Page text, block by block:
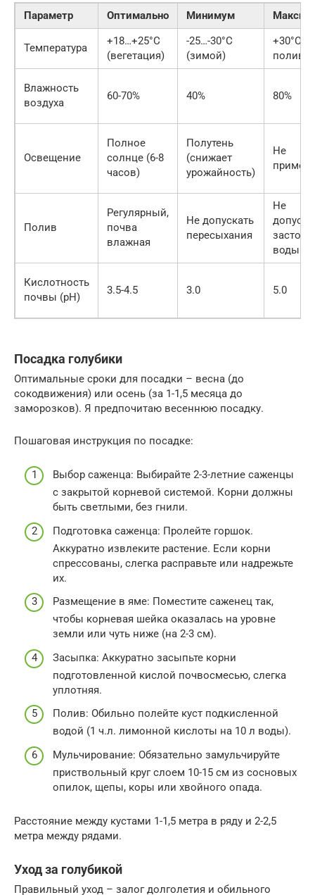
Параметр Оптимально Минимум
Температура
+18…+25°C
(вегетация)
-25…-30°C
(зимой)
+30°C
поливе)
Влажность
воздуха
60-70% 40% 80%
Освещение
Полное
солнце (6-8
часов)
Полутень
(снижает
урожайность)
Не
Полив
Регулярный,
почва
влажная
Не допускать
пересыхания
Не
застоя
воды
Кислотность
почвы (pH)
3.5-4.5 3.0 5.0
Посадка голубики
Оптимальные сроки для посадки – весна (до
сокодвижения) или осень (за 1-1,5 месяца до
заморозков). Я предпочитаю весеннюю посадку.
Пошаговая инструкция по посадке:
Выбор саженца: Выбирайте 2-3-летние саженцы
с закрытой корневой системой. Корни должны
быть светлыми, без гнили.
Подготовка саженца: Пролейте горшок.
Аккуратно извлеките растение. Если корни
спрессованы, слегка расправьте или надрежьте
их.
Размещение в яме: Поместите саженец так,
чтобы корневая шейка оказалась на уровне
земли или чуть ниже (на 2-3 см).
Засыпка: Аккуратно засыпьте корни
подготовленной кислой почвосмесью, слегка
уплотняя.
Полив: Обильно полейте куст подкисленной
водой (1 ч.л. лимонной кислоты на 10 л воды).
Мульчирование: Обязательно замульчируйте
приствольный круг слоем 10-15 см из сосновых
опилок, щепы, коры или хвойного опада.
Расстояние между кустами 1-1,5 метра в ряду и 2-2,5
метра между рядами.
Уход за голубикой
Правильный уход – залог долголетия и обильного